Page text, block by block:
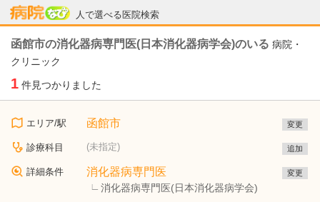
人で選べる医院検索
病院なび
函館市の消化器病専門医(日本消化器病学会)のいる 病院・
クリニック
1 件見つかりました
エリア/駅 函館市 変更
診療科目 (未指定) 追加
詳細条件 消化器病専門医
消化器病専門医(日本消化器病学会)
変更